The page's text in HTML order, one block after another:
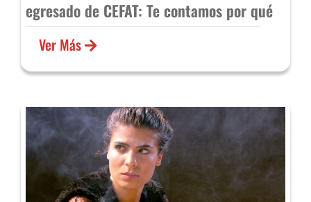
egresado de CEFAT: Te contamos por qué
Ver Más